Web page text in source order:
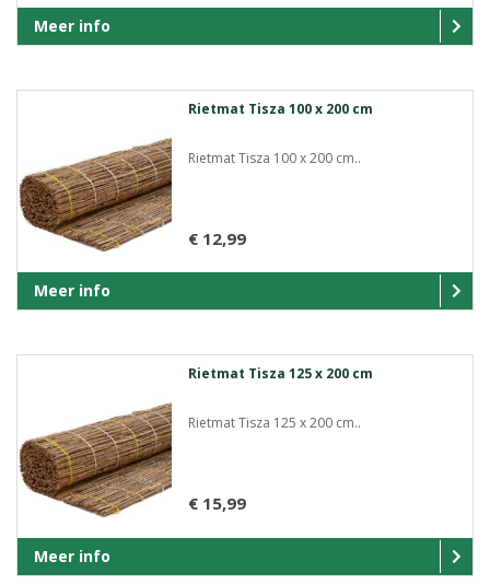
Meer info
Rietmat Tisza 100 x 200 cm
Rietmat Tisza 100 x 200 cm..
€ 12,99
Meer info
Rietmat Tisza 125 x 200 cm
Rietmat Tisza 125 x 200 cm..
€ 15,99
Meer info